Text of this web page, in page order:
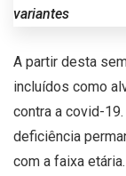
variantes
A partir desta
incluídos como
contra a covid-
deficiência
com a faixa